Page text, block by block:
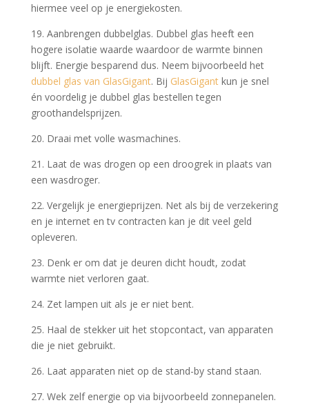
hiermee veel op je energiekosten.
19. Aanbrengen dubbelglas. Dubbel glas heeft een
hogere isolatie waarde waardoor de warmte binnen
blijft. Energie besparend dus. Neem bijvoorbeeld het
dubbel glas van GlasGigant. Bij GlasGigantkun je snel
én voordelig je dubbel glas bestellen tegen
groothandelsprijzen.
20. Draai met volle wasmachines.
21. Laat de was drogen op een droogrek in plaats van
een wasdroger.
22. Vergelijk je energieprijzen. Net als bij de verzekering
en je internet en tv contracten kan je dit veel geld
opleveren.
23. Denk er om dat je deuren dicht houdt, zodat
warmte niet verloren gaat.
24. Zet lampen uit als je er niet bent.
25. Haal de stekker uit het stopcontact, van apparaten
die je niet gebruikt.
26. Laat apparaten niet op de stand-by stand staan.
27. Wek zelf energie op via bijvoorbeeld zonnepanelen.